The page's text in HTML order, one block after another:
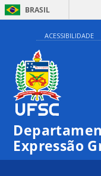
BRASIL
ACESSIBILIDADE
Expressão